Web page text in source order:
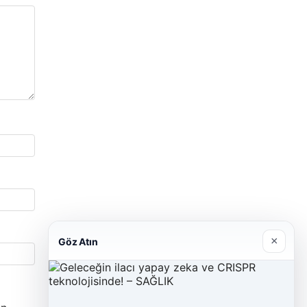
Göz Atın ×